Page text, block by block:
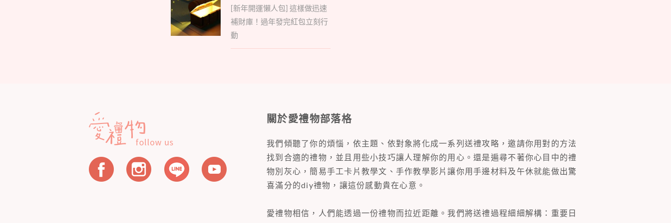
章
導
覽
post:
[新年開運懶人包] 這樣做迅速
補財庫！過年發完紅包立刻行
動
關於愛禮物部落格
我們傾聽了你的煩惱，依主題、依對象將化成一系列送禮攻略，邀請你用對的方法
找到合適的禮物，並且用些小技巧讓人理解你的用心。還是遍尋不著你心目中的禮
物別灰心，簡易手工卡片教學文、手作教學影片讓你用手邊材料及午休就能做出驚
喜滿分的diy禮物，讓這份感動貴在心意。
愛禮物相信，人們能透過一份禮物而拉近距離。我們將送禮過程細細解構：重要日